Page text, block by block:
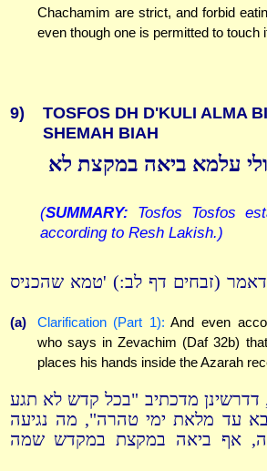
Chachamim are strict, and forbid
even though one is permitted to touch
9)
TOSFOS DH D'KULI ALMA
SHEMAH BIAH
עלמא ביאה במקצת לא
(SUMMARY: Tosfos Tosfos
according to Resh Lakish.)
דאמר (זבחים דף לב:) 'טמא שהכניס
(a) Clarification (Part 1): And even
who says in Zevachim (Daf 32b)
places his hands inside the Azarah
דדרשינן מדכתיב "בכל קדש לא תגע
עד מלאת ימי טהרה", מה נגיעה
אף ביאה במקצת במקדש שמה